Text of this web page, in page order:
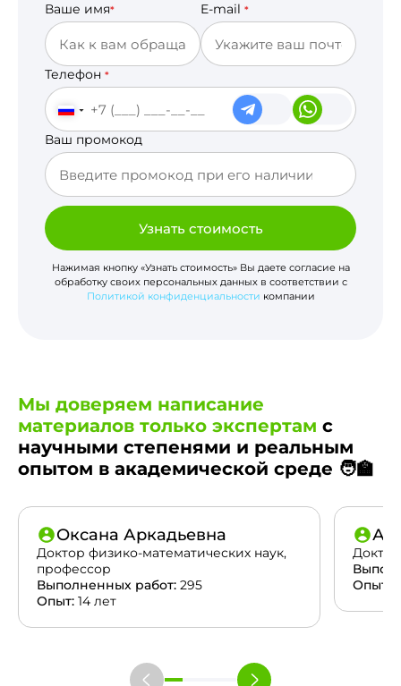
Ваше имя* E-mail *
Телефон *
Ваш промокод
Узнать стоимость
Нажимая кнопку «Узнать стоимость» Вы даете согласие на
обработку своих персональных данных в соответствии с
Политикой конфиденциальности компании
Мы доверяем написание
материалов только экспертам с
научными степенями и реальным
опытом в академической среде 🧑‍🏫
Оксана Аркадьевна
Доктор физико-математических наук,
профессор
Выполненных работ: 295
Опыт: 14 лет
Опыт: